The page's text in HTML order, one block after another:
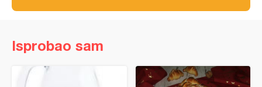
Isprobao sam